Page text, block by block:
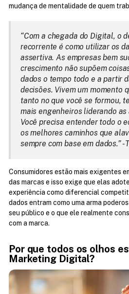
mudança de mentalidade de quem
“Com a chegada do Digital, o
recorrente é como utilizar os
assertiva. As empresas bem
crescimento não supõem
dados o tempo todo e a partir
decisões. Vivem um momento
tanto no que você se formou,
mais engenheiros liderando
Você precisa entender todo o
os melhores caminhos que
sempre com base em dados.” -
Consumidores estão mais exigentes
das marcas e isso exige que elas
experiência como diferencial
dados entram como uma arma
seu público e o que ele realmente
com a marca.
Por que todos os olhos
Marketing Digital?